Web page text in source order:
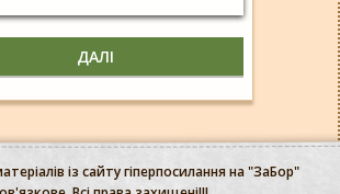
ДАЛІ
із сайту гіперпосилання на "ЗаБор"